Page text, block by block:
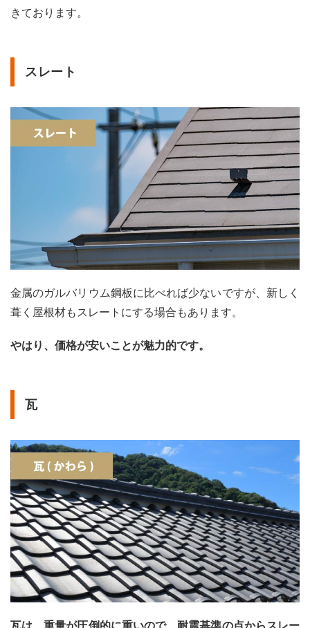
きております。
スレート
金属のガルバリウム鋼板に比べれば少ないですが、新しく
葺く屋根材もスレートにする場合もあります。
やはり、価格が安いことが魅力的です。
瓦